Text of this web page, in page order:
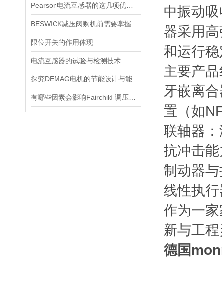
限位开关的作用体现
电流互感器的试验与检测技术
中振动
器采用
和运行
主要产
牙嵌离
置（如
联轴器‌
抗冲击
制动器
线性执
作为一
新与工
德国